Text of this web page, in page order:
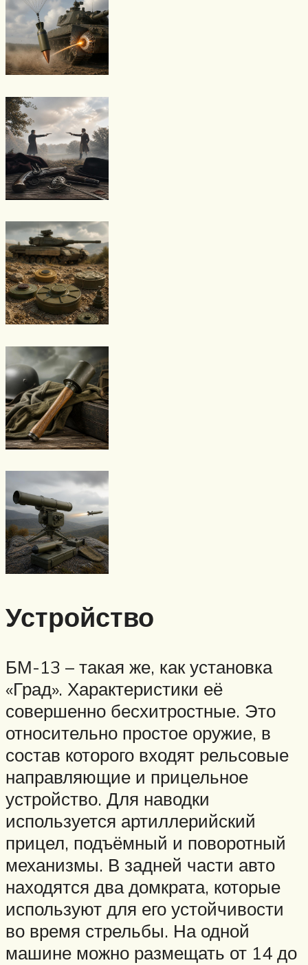
Устройство
БМ-13 – такая же, как установка
«Град». Характеристики её
совершенно бесхитростные. Это
относительно простое оружие, в
состав которого входят рельсовые
направляющие и прицельное
устройство. Для наводки
используется артиллерийский
прицел, подъёмный и поворотный
механизмы. В задней части авто
находятся два домкрата, которые
используют для его устойчивости
во время стрельбы. На одной
машине можно размещать от 14 до